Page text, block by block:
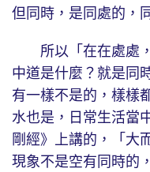
但同時，是同處的，
所以「在在處處，
中道是什麼？就是同
有一樣不是的，樣樣
水也是，日常生活當
剛經》上講的，「大
現象不是空有同時的